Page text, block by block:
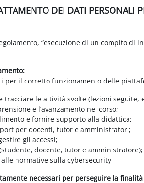
DEI DATI PERSONALI
“esecuzione di un compito di
per il corretto funzionamento delle
tracciare le attività svolte (lezioni seguite,
e l’avanzamento nel corso;
e fornire supporto alla didattica;
per docenti, tutor e amministratori;
gli accessi;
docente, tutor e amministratore);
normative sulla cybersecurity.
necessari per perseguire la